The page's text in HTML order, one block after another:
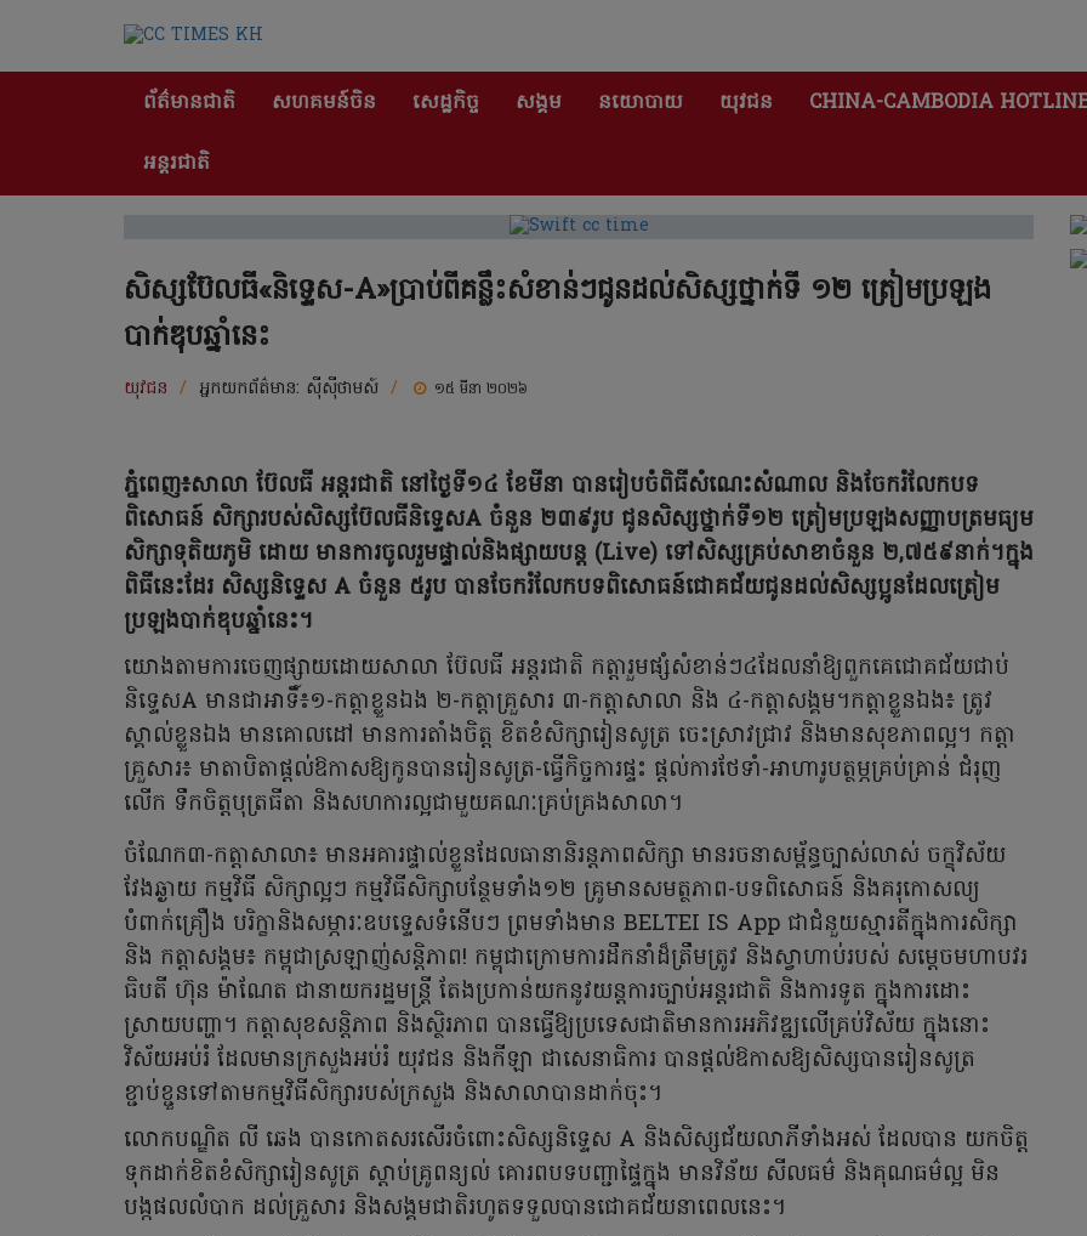
ព័ត៌មានជាតិ សហគមន៍ចិន សេដ្ឋកិច្ច សង្គម នយោបាយ យុវជន CHINA-CAMBODIA
អន្តរជាតិ
សិស្សប៊ែលធី«និទ្ទេស-A»ប្រាប់ពីគន្លឹះសំខាន់ៗជូនដល់សិស្សថ្នាក់ទី ១២ ត្រៀមប្រឡង
បាក់ឌុបឆ្នាំនេះ
យុវជន / អ្នកយកព័ត៌មាន: ស៊ីស៊ីថាមស៍ / ១៥ មីនា ២០២៦
ភ្នំពេញ៖សាលា ប៊ែលធី អន្តរជាតិ នៅថ្ងៃទី១៤ ខែមីនា បានរៀបចំពិធីសំណេះសំណាល និងចែករំលែកបទ
ពិសោធន៍ សិក្សារបស់សិស្សប៊ែលធីនិទ្ទេសA ចំនួន ២៣៩រូប ជូនសិស្សថ្នាក់ទី១២ ត្រៀមប្រឡងសញ្ញាបត្រមធ្យម
សិក្សាទុតិយភូមិ ដោយ មានការចូលរួមផ្ទាល់និងផ្សាយបន្ត (Live) ទៅសិស្សគ្រប់សាខាចំនួន ២,៧៥៩នាក់។ក្នុង
ពិធីនេះដែរ សិស្សនិទ្ទេស A ចំនួន ៥រូប បានចែករំលែកបទពិសោធន៍ជោគជ័យជូនដល់សិស្សប្អូនដែលត្រៀម
ប្រឡងបាក់ឌុបឆ្នាំនេះ។
យោងតាមការចេញផ្សាយដោយសាលា ប៊ែលធី អន្តរជាតិ កត្តារួមផ្សំសំខាន់ៗ៤ដែលនាំឱ្យពួកគេជោគជ័យជាប់
និទ្ទេសA មានជាអាទិ៍៖១-កត្តាខ្លួនឯង ២-កត្តាគ្រួសារ ៣-កត្តាសាលា និង ៤-កត្តាសង្គម។កត្តាខ្លួនឯង៖ ត្រូវ
ស្គាល់ខ្លួនឯង មានគោលដៅ មានការតាំងចិត្ត ខិតខំសិក្សារៀនសូត្រ ចេះស្រាវជ្រាវ និងមានសុខភាពល្អ។ កត្តា
គ្រួសារ៖ មាតាបិតាផ្តល់ឱកាសឱ្យកូនបានរៀនសូត្រ-ធ្វើកិច្ចការផ្ទះ ផ្តល់ការថែទាំ-អាហារូបត្ថម្ភគ្រប់គ្រាន់ ជំរុញ
លើក ទឹកចិត្តបុត្រធីតា និងសហការល្អជាមួយគណៈគ្រប់គ្រងសាលា។
ចំណែក៣-កត្តាសាលា៖ មានអគារផ្ទាល់ខ្លួនដែលធានានិរន្តភាពសិក្សា មានរចនាសម្ព័ន្ធច្បាស់លាស់ ចក្ខុវិស័យ
វែងឆ្ងាយ កម្មវិធី សិក្សាល្អៗ កម្មវិធីសិក្សាបន្ថែមទាំង១២ គ្រូមានសមត្ថភាព-បទពិសោធន៍ និងគរុកោសល្យ
បំពាក់គ្រឿង បរិក្ខានិងសម្ភារៈឧបទ្ទេសទំនើបៗ ព្រមទាំងមាន BELTEI IS App ជាជំនួយស្មារតីក្នុងការសិក្សា
និង កត្តាសង្គម៖ កម្ពុជាស្រឡាញ់សន្តិភាព! កម្ពុជាក្រោមការដឹកនាំដ៏ត្រឹមត្រូវ និងស្វាហាប់របស់ សម្តេចមហាបវរ
ធិបតី ហ៊ុន ម៉ាណែត ជានាយករដ្ឋមន្ត្រី តែងប្រកាន់យកនូវយន្តការច្បាប់អន្តរជាតិ និងការទូត ក្នុងការដោះ
ស្រាយបញ្ហា។ កត្តាសុខសន្តិភាព និងស្ថិរភាព បានធ្វើឱ្យប្រទេសជាតិមានការអភិវឌ្ឍលើគ្រប់វិស័យ ក្នុងនោះ
វិស័យអប់រំ ដែលមានក្រសួងអប់រំ យុវជន និងកីឡា ជាសេនាធិការ បានផ្តល់ឱកាសឱ្យសិស្សបានរៀនសូត្រ
ខ្ជាប់ខ្ជួនទៅតាមកម្មវិធីសិក្សារបស់ក្រសួង និងសាលាបានដាក់ចុះ។
លោកបណ្ឌិត លី ឆេង បានកោតសរសើរចំពោះសិស្សនិទ្ទេស A និងសិស្សជ័យលាភីទាំងអស់ ដែលបាន យកចិត្ត
ទុកដាក់ខិតខំសិក្សារៀនសូត្រ ស្តាប់គ្រូពន្យល់ គោរពបទបញ្ជាផ្ទៃក្នុង មានវិន័យ សីលធម៌ និងគុណធម៌ល្អ មិន
បង្កផលលំបាក ដល់គ្រួសារ និងសង្គមជាតិរហូតទទួលបានជោគជ័យនាពេលនេះ។